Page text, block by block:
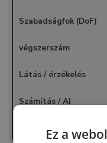
Szabadságfok (DoF)
végszerszám
Látás / érzékelés
Számítás / AI
Teleoperáció
Ez a